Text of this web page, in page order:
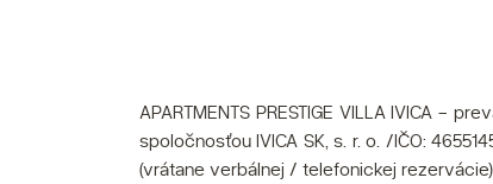
APARTMENTS PRESTIGE VILLA IVICA -
spoločnosťou IVICA SK, s. r. o. /IČO:
(vrátane verbálnej / telefonickej